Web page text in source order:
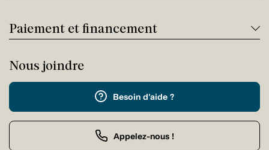
Paiement et financement
Nous joindre
Besoin d'aide ?
Appelez-nous !